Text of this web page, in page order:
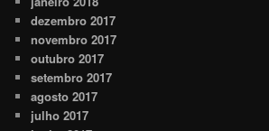
dezembro 2017
novembro 2017
outubro 2017
setembro 2017
agosto 2017
julho 2017